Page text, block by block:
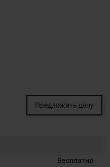
Предложить цену
Бесплатно